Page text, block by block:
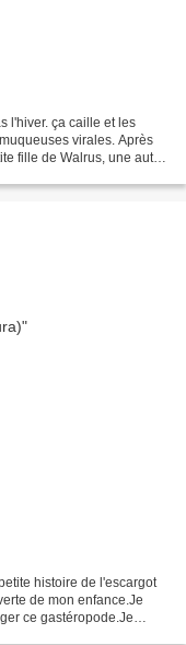
l'hiver. ça caille et les
virales. Après
fille de Walrus, une autre
histoire de l'escargot
de mon enfance.Je
ce gastéropode.Je